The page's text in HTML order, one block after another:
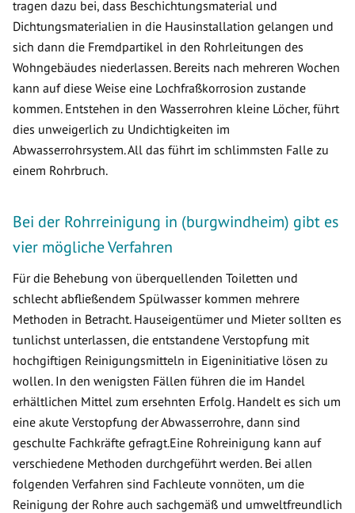
tragen dazu bei, dass Beschichtungsmaterial und
Dichtungsmaterialien in die Hausinstallation gelangen und
sich dann die Fremdpartikel in den Rohrleitungen des
Wohngebäudes niederlassen. Bereits nach mehreren Wochen
kann auf diese Weise eine Lochfraßkorrosion zustande
kommen. Entstehen in den Wasserrohren kleine Löcher, führt
dies unweigerlich zu Undichtigkeiten im
Abwasserrohrsystem. All das führt im schlimmsten Falle zu
einem Rohrbruch.
Bei der Rohrreinigung in (burgwindheim) gibt es
vier mögliche Verfahren
Für die Behebung von überquellenden Toiletten und
schlecht abfließendem Spülwasser kommen mehrere
Methoden in Betracht. Hauseigentümer und Mieter sollten es
tunlichst unterlassen, die entstandene Verstopfung mit
hochgiftigen Reinigungsmitteln in Eigeninitiative lösen zu
wollen. In den wenigsten Fällen führen die im Handel
erhältlichen Mittel zum ersehnten Erfolg. Handelt es sich um
eine akute Verstopfung der Abwasserrohre, dann sind
geschulte Fachkräfte gefragt.Eine Rohreinigung kann auf
verschiedene Methoden durchgeführt werden. Bei allen
folgenden Verfahren sind Fachleute vonnöten, um die
Reinigung der Rohre auch sachgemäß und umweltfreundlich